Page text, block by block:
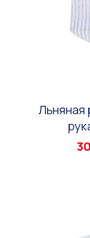
Льняная